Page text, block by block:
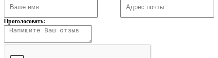
Проголосовать: